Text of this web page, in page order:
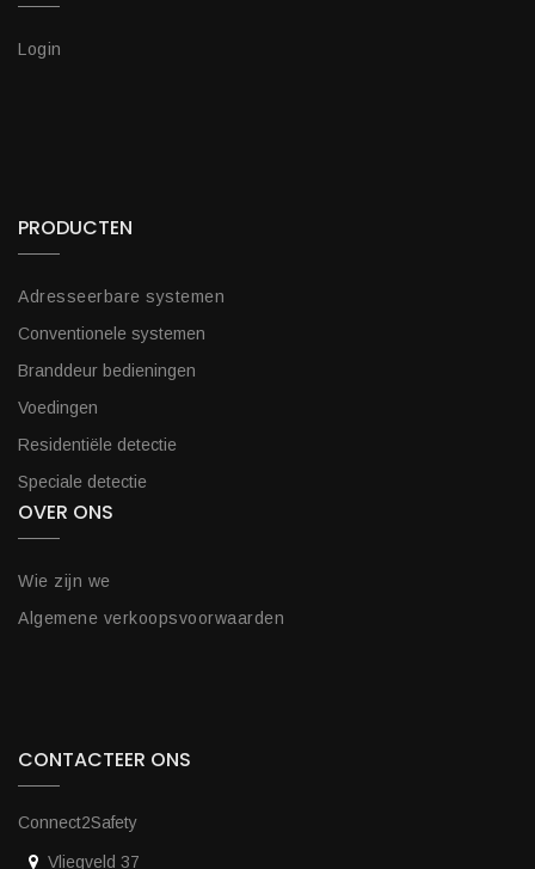
Login
PRODUCTEN
Adresseerbare systemen
Conventionele systemen
Branddeur bedieningen
Voedingen
Residentiële detectie
Speciale detectie
OVER ONS
Wie zijn we
Algemene verkoopsvoorwaarden
CONTACTEER ONS
Connect2Safety
Vliegveld 37